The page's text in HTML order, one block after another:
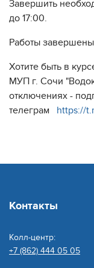
Завершить
до 17:00.
Работы
Хотите быть в
МУП г. Сочи
отключениях -
телеграм https://
Контакты
Колл-центр:
+7 (862) 444 05 05